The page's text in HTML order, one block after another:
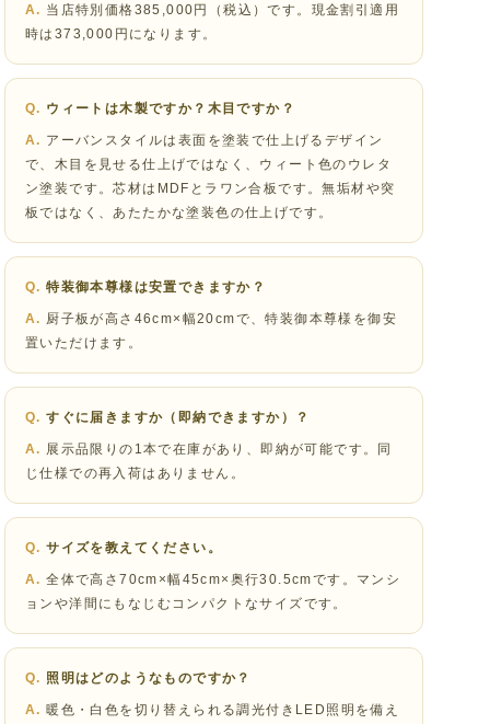
当店特別価格385,000円（税込）です。現金割引適用
時は373,000円になります。
ウィートは木製ですか？木目ですか？
アーバンスタイルは表面を塗装で仕上げるデザイン
で、木目を見せる仕上げではなく、ウィート色のウレタ
ン塗装です。芯材はMDFとラワン合板です。無垢材や突
板ではなく、あたたかな塗装色の仕上げです。
特装御本尊様は安置できますか？
厨子板が高さ46cm×幅20cmで、特装御本尊様を御安
置いただけます。
すぐに届きますか（即納できますか）？
展示品限りの1本で在庫があり、即納が可能です。同
じ仕様での再入荷はありません。
サイズを教えてください。
全体で高さ70cm×幅45cm×奥行30.5cmです。マンシ
ョンや洋間にもなじむコンパクトなサイズです。
照明はどのようなものですか？
暖色・白色を切り替えられる調光付きLED照明を備え